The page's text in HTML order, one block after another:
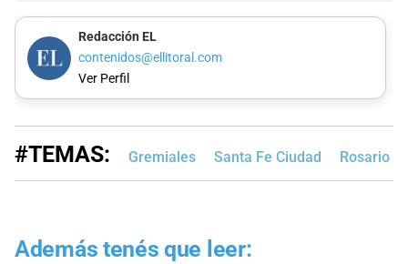
Redacción EL
contenidos@ellitoral.com
Ver Perfil
#TEMAS: Gremiales Santa Fe Ciudad Rosario
Además tenés que leer: